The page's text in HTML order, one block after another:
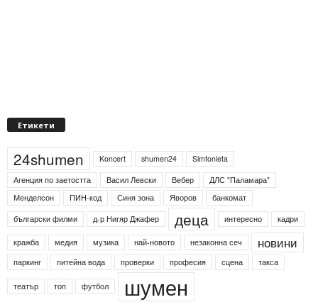
Етикети
24shumen Koncert shumen24
Simfonieta
Агенция по заетостта
Васил Левски Вебер
ДЛС "Паламара"
Менделсон
ПИН-код Синя зона Яворов
банкомат
български филми
д-р Нигяр Джафер деца интересно кадри
кражба медия музика най-новото незаконна сеч новини
паркинг питейна вода проверки професия сцена такса
театър топ футбол шумен